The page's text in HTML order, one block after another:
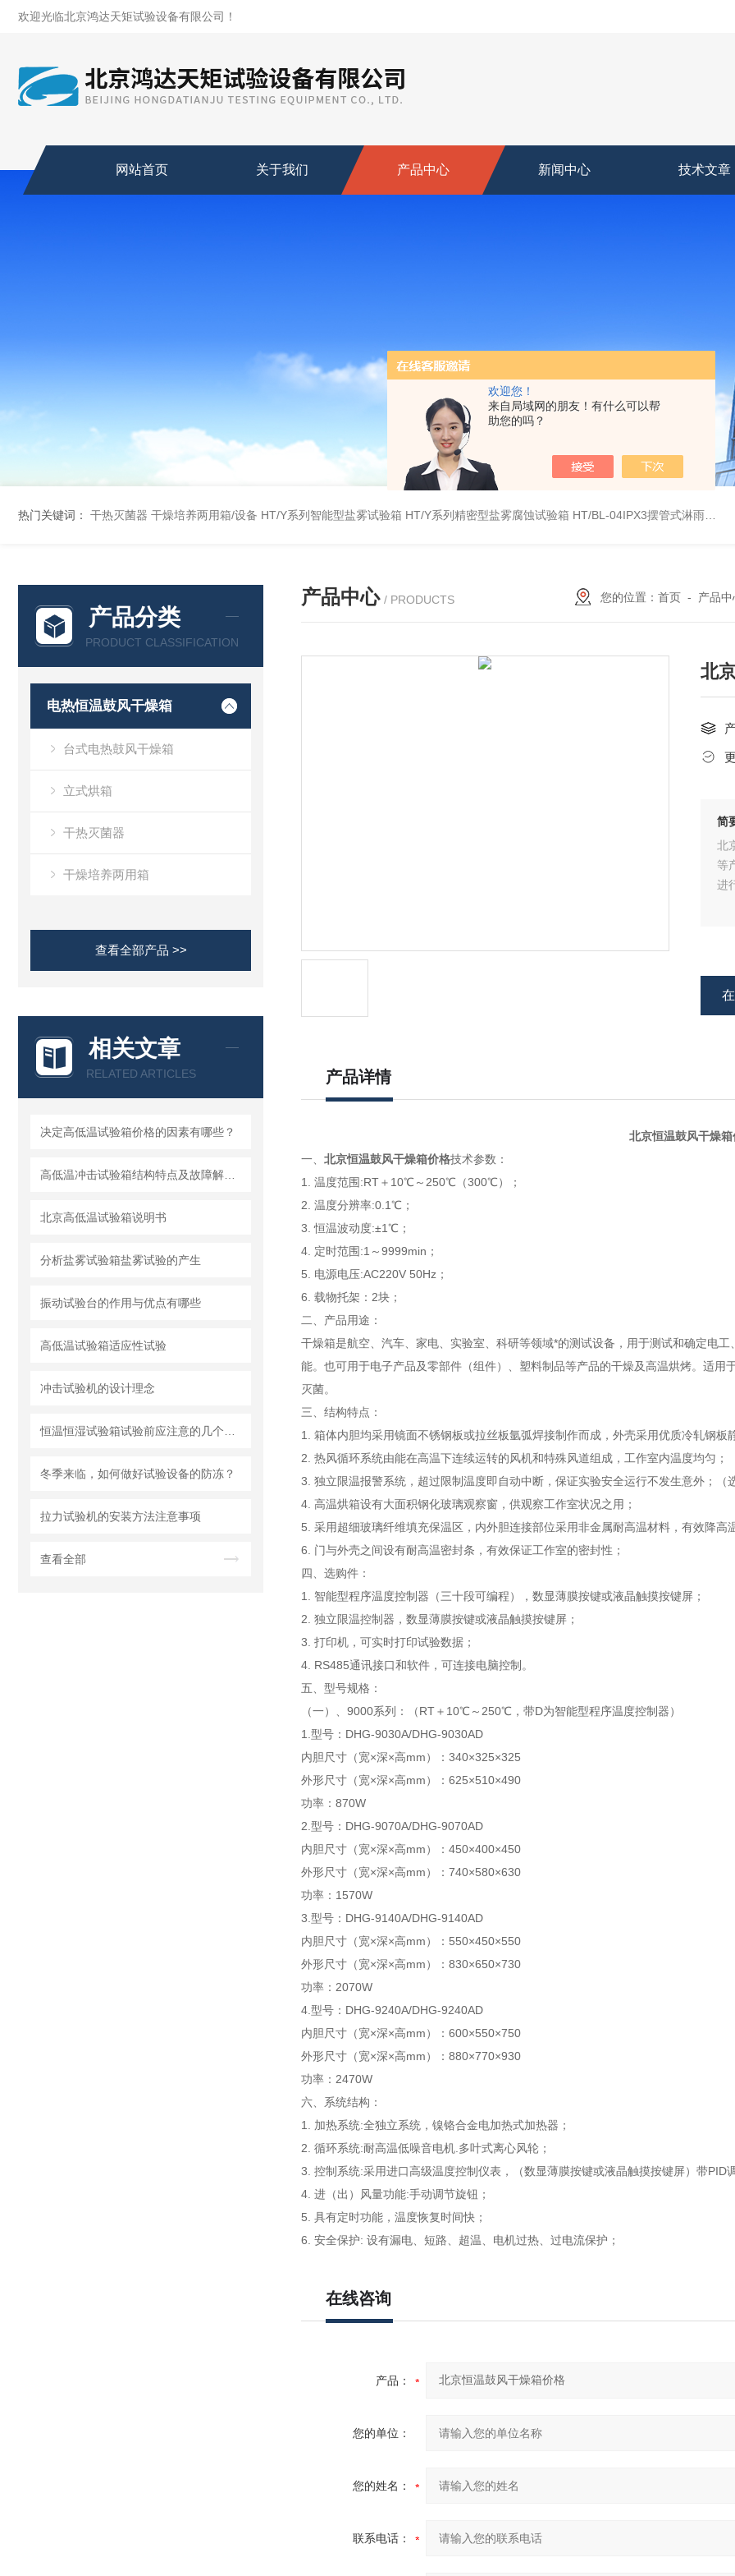
欢迎您！
来自局域网的朋友！有什么可以帮
助您的吗？
欢迎光临北京鸿达天矩试验设备有限公司！
网站首页 关于我们 产品中心 新闻中心 技术文章
热门关键词： 干热灭菌器 干燥培养两用箱/设备 HT/Y系列智能型盐雾试验箱 HT/Y系列精密型盐雾腐蚀试验箱 HT/BL-04IPX3摆管式淋雨试验机
产品分类
PRODUCT CLASSIFICATION
电热恒温鼓风干燥箱
台式电热鼓风干燥箱
立式烘箱
干热灭菌器
干燥培养两用箱
查看全部产品 >>
相关文章
RELATED ARTICLES
决定高低温试验箱价格的因素有哪些？
北京高低温试验箱说明书
分析盐雾试验箱盐雾试验的产生
振动试验台的作用与优点有哪些
高低温试验箱适应性试验
冲击试验机的设计理念
冬季来临，如何做好试验设备的防冻？
拉力试验机的安装方法注意事项
查看全部
产品中心 / PRODUCTS 您的位置： 首页- 产品中
北
简
北
等
进
产品详情
北京恒温鼓风干燥箱
一、 北京恒温鼓风干燥箱价格技术参数：
1. 温度范围:RT＋10℃～250℃（300℃）；
2. 温度分辨率:0.1℃；
3. 恒温波动度:±1℃；
4. 定时范围:1～9999min；
5. 电源电压:AC220V 50Hz；
6. 载物托架：2块；
二、产品用途：
干燥箱是航空、汽车、家电、实验室、科研等领域*的测试设备，用于测试和确定电
能。也可用于电子产品及零部件（组件）、塑料制品等产品的干燥及高温烘烤。适
灭菌。
三、结构特点：
1. 箱体内胆均采用镜面不锈钢板或拉丝板氩弧焊接制作而成，外壳采用优质冷轧钢板
2. 热风循环系统由能在高温下连续运转的风机和特殊风道组成，工作室内温度均匀；
3. 独立限温报警系统，超过限制温度即自动中断，保证实验安全运行不发生意外；（选
4. 高温烘箱设有大面积钢化玻璃观察窗，供观察工作室状况之用；
5. 采用超细玻璃纤维填充保温区，内外胆连接部位采用非金属耐高温材料，有效降高
6. 门与外壳之间设有耐高温密封条，有效保证工作室的密封性；
四、选购件：
1. 智能型程序温度控制器（三十段可编程），数显薄膜按键或液晶触摸按键屏；
2. 独立限温控制器，数显薄膜按键或液晶触摸按键屏；
3. 打印机，可实时打印试验数据；
4. RS485通讯接口和软件，可连接电脑控制。
五、型号规格：
（一）、9000系列：（RT＋10℃～250℃，带D为智能型程序温度控制器）
1.型号：DHG-9030A/DHG-9030AD
内胆尺寸（宽×深×高mm）：340×325×325
外形尺寸（宽×深×高mm）：625×510×490
功率：870W
2.型号：DHG-9070A/DHG-9070AD
内胆尺寸（宽×深×高mm）：450×400×450
外形尺寸（宽×深×高mm）：740×580×630
功率：1570W
3.型号：DHG-9140A/DHG-9140AD
内胆尺寸（宽×深×高mm）：550×450×550
外形尺寸（宽×深×高mm）：830×650×730
功率：2070W
4.型号：DHG-9240A/DHG-9240AD
内胆尺寸（宽×深×高mm）：600×550×750
外形尺寸（宽×深×高mm）：880×770×930
功率：2470W
六、系统结构：
1. 加热系统:全独立系统，镍铬合金电加热式加热器；
2. 循环系统:耐高温低噪音电机.多叶式离心风轮；
3. 控制系统:采用进口高级温度控制仪表，（数显薄膜按键或液晶触摸按键屏）带PID
4. 进（出）风量功能:手动调节旋钮；
5. 具有定时功能，温度恢复时间快；
6. 安全保护: 设有漏电、短路、超温、电机过热、过电流保护；
在线咨询
产品：
您的单位：
您的姓名：
联系电话：